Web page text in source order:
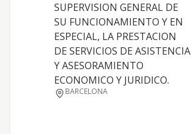
SUPERVISION GENERAL DE
SU FUNCIONAMIENTO Y EN
ESPECIAL, LA PRESTACION
DE SERVICIOS DE ASISTENCIA
Y ASESORAMIENTO
ECONOMICO Y JURIDICO.
BARCELONA